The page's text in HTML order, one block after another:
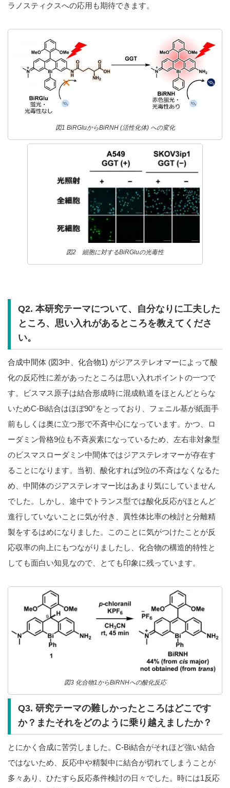
ラノスティクスへの応用も期待できます。
図1 BiRGluからBiRNH (活性化体) への変化
図2 細胞に対するBiRGluの光毒性
Q2. 本研究テーマについて、自分なりに工夫した
ところ、思い入れがあるところを教えてくださ
い。
合成中間体 (図3中、化合物1) がジアステレオマーによって酸
化の反応性に差があったところは思い入れポイントの一つで
す。ビスマス原子は結合形成時に混成軌道をほとんどとらな
いためC-Bi結合はほぼ90°をとっており、フェニル基が紙面手
前もしくは奥に立つ形で不斉中心になっています。かつ、ロ
ーダミン骨格9位も不斉炭素になっているため、左右非対象型
のビスマスローダミン中間体ではジアステレオマーが存在す
ることになります。当初、酸化すれば9位の不斉はなくなるた
め、中間体のジアステレオマー比はあまり気にしていません
でした。しかし、途中でトランス型では酸化反応がほとんど
進行していないことに気が付き、異性体比率の検討と分離精
製をするはめになりました。このことに気がつけたことが反
応収率の向上にもつながりましたし、化合物の構造的特性と
しても面白い知見なので、とても印象に残っています。
図3 化合物1からBiRNHへの酸化反応
Q3. 研究テーマの難しかったところはどこです
か？またそれをどのように乗り越えましたか？
とにかく合成に苦労しました。C-Bi結合がそれほど強い結合
ではないため、反応中や精製中に結合が切れてしまうことが
多々あり、ひたすら反応条件検討の日々でした。時には1反応